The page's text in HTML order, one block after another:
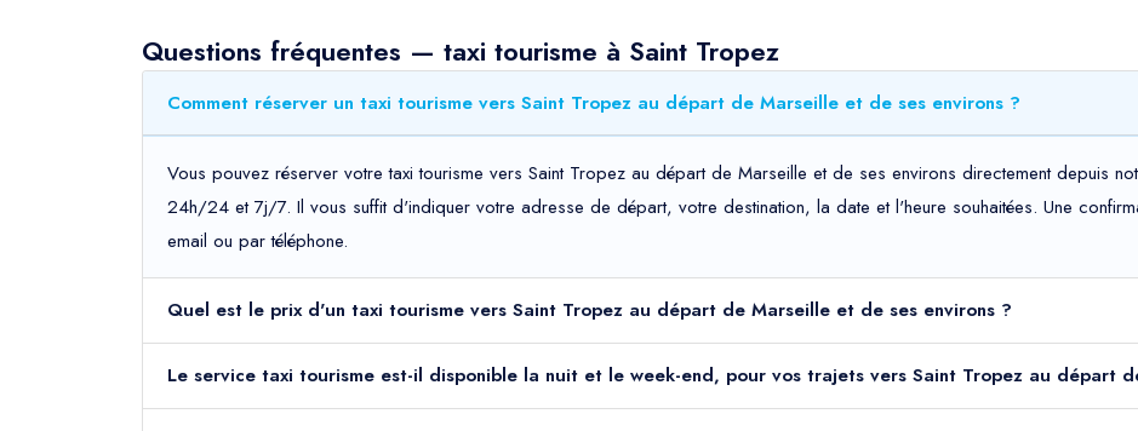
Questions fréquentes — taxi tourisme à Saint Tropez
Comment réserver un taxi tourisme vers Saint Tropez au départ de Marseille et de ses environs ?
Vous pouvez réserver votre taxi tourisme vers Saint Tropez au départ de Marseille et de ses environs directement depuis
24h/24 et 7j/7. Il vous suffit d'indiquer votre adresse de départ, votre destination, la date et l'heure souhaitées. Une
email ou par téléphone.
Quel est le prix d'un taxi tourisme vers Saint Tropez au départ de Marseille et de ses environs ?
Le service taxi tourisme est-il disponible la nuit et le week-end, pour vos trajets vers Saint Tropez au départ